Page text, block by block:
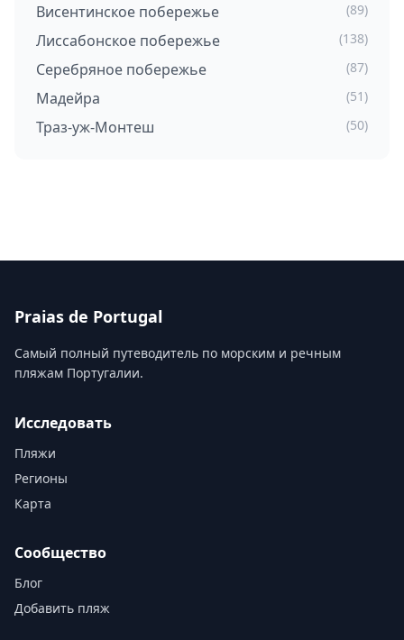
Виcентинское побережье (89)
Лиссабонское побережье (138)
Серебряное побережье (87)
Мадейра (51)
Траз-уж-Монтеш (50)
Praias de Portugal
Самый полный путеводитель по морским и речным
пляжам Португалии.
Исследовать
Пляжи
Регионы
Карта
Сообщество
Блог
Добавить пляж